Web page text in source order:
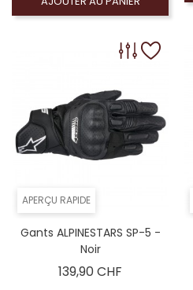
APERÇU RAPIDE
Gants ALPINESTARS SP-5 -
Noir
139,90 CHF